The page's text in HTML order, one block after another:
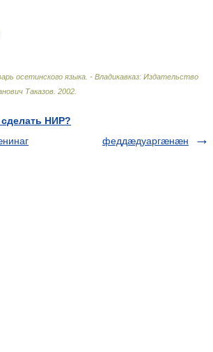
осетинского языка. - Владикавказ: Издательство
Таказов 2002
НИР?
феддæдуаргæнæн